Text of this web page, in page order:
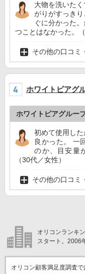
大物を洗いた
がりがすっき
ぐに分かった
つことはなかった。
その他の口コミ
ホワイトピアグ
ホワイトピアグルー
初めて使用し
良かった。 一
のか、目安量
（30代／女性）
その他の口コミ
オリコンランキ
スタート。2006
オリコン顧客満足度調査